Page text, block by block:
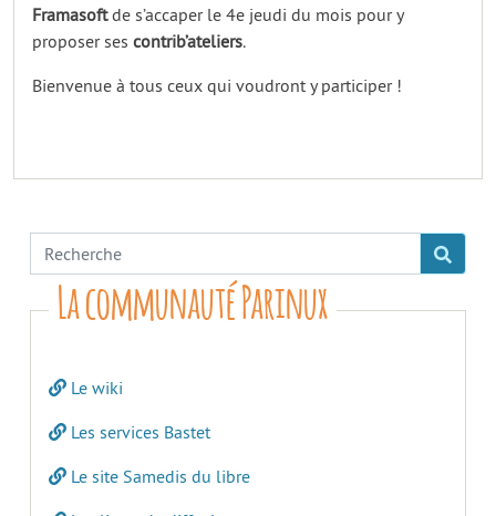
Framasoftde s’accaper le 4e jeudi du mois pour y
proposer ses contrib’ateliers.
Bienvenue à tous ceux qui voudront y participer !
La communauté Parinux
Le wiki
Les services Bastet
Le site Samedis du libre